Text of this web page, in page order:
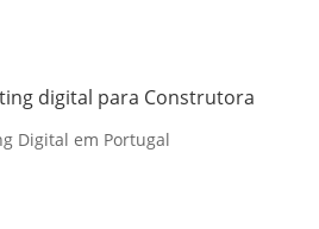
digital para Construtora
Digital em Portugal